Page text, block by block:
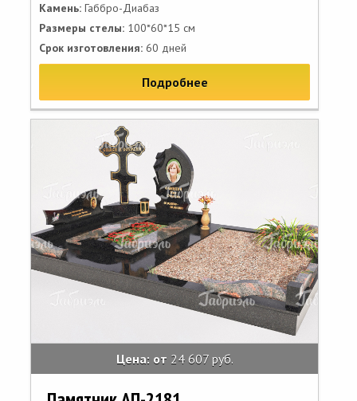
Камень: Габбро-Диабаз
Размеры стелы: 100*60*15 см
Срок изготовления: 60 дней
Подробнее
Цена: от 24 607 руб.